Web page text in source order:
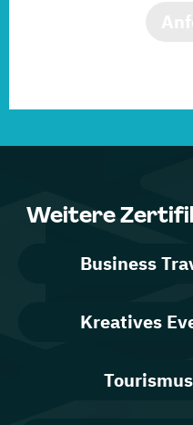
Weitere
Business
Kreatives